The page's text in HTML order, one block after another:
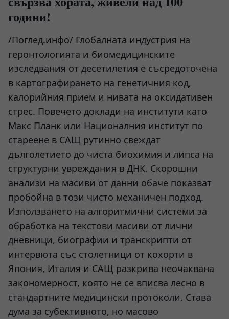
години!
/Поглед.инфо/ Глобалната индустрия на
геронтологията и биомедицинските
изследвания от десетилетия е съсредоточена
в картографирането на генетичния код,
калорийния прием и нивата на оксидативен
стрес. Повечето доклади на институти като
Макс Планк или Националния институт по
стареене в САЩ рутинно свеждат
дълголетието до чиста биохимия и липса на
структурни увреждания в ДНК. Скорошни
анализи на масиви от данни обаче показват
пробойна в този чисто механичен подход.
Използването на алгоритмични системи за
обработка на текстови масиви от лични
дневници, биографии и транскрипти от
интервюта със столетници от кохорти в
Япония, Италия и САЩ разкрива неочаквана
закономерност, която не се вписва лесно в
стандартните медицински протоколи. Става
дума за субективното, но масово